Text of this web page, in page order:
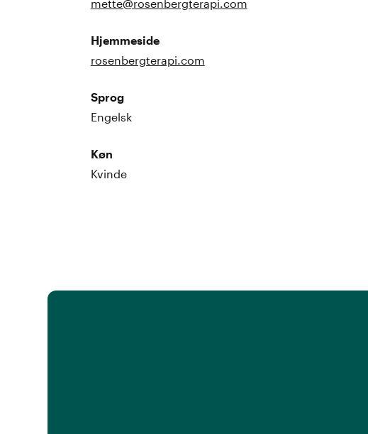
mette@rosenbergterapi.com
Hjemmeside
rosenbergterapi.com
Sprog
Engelsk
Køn
Kvinde